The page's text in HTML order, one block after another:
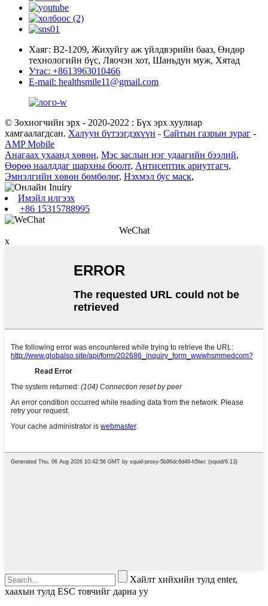
Хаяг: В2-1209, Жихуйгу аж үйлдвэрийн бааз, Өндөр
технологийн бүс, Ляочэн хот, Шаньдун муж, Хятад
Утас: +8613963010466
E-mail: healthsmile11@gmail.com
© Зохиогчийн эрх - 2020-2022 : Бүх эрх хуулиар
хамгаалагдсан. Халуун бүтээгдэхүүн - Сайтын газрын зураг -
AMP Mobile
Анагаах ухаанд хөвөн, Мэс заслын нэг удаагийн бээлий,
Өөрөө наалддаг шархны боолт, Антисептик ариутгагч,
Эмнэлгийн хөвөн бөмбөлөг, Нэхмэл бус маск,
Имэйл илгээх
+86 15315788995
WeChat
x
Хайлт хийхийн тулд enter,
хаахын тулд ESC товчийг дарна уу